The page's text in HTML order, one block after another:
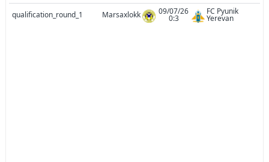
qualification_round_1 Marsaxlokk 09/07/26
0:3
FC Pyunik
Yerevan